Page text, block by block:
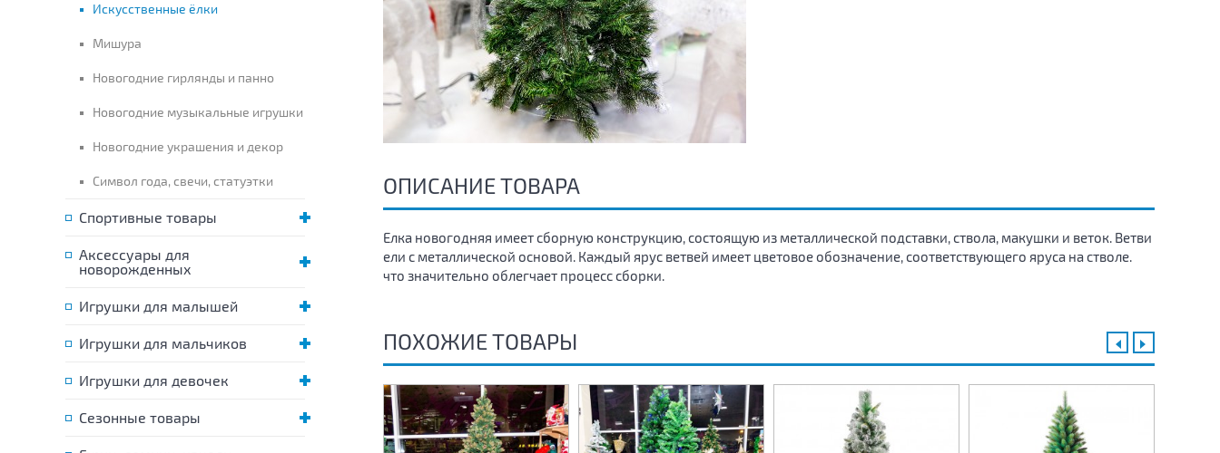
Искусственные ёлки
Мишура
Новогодние гирлянды и панно
Новогодние музыкальные игрушки
Новогодние украшения и декор
Символ года, свечи, статуэтки
Спортивные товары
Аксессуары для
новорожденных
Игрушки для малышей
Игрушки для мальчиков
Игрушки для девочек
Сезонные товары
ОПИСАНИЕ ТОВАРА
Елка новогодняя имеет сборную конструкцию, состоящую из металлической подставки, ствола, макушки и веток. Ветви
ели с металлической основой. Каждый ярус ветвей имеет цветовое обозначение, соответствующего яруса на стволе.
что значительно облегчает процесс сборки.
ПОХОЖИЕ ТОВАРЫ